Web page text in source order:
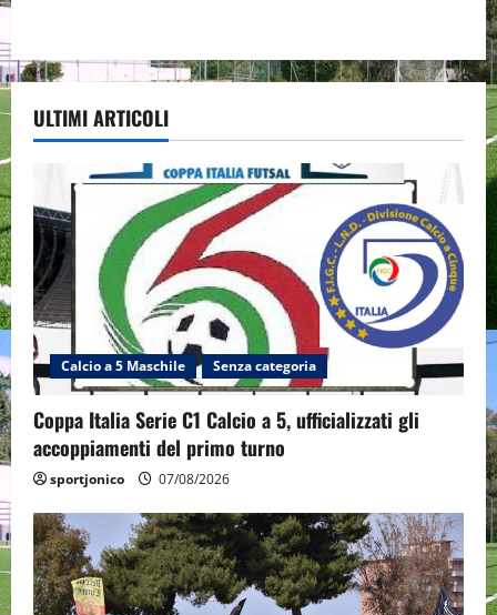
ULTIMI ARTICOLI
Calcio a 5 Maschile Senza categoria
Coppa Italia Serie C1 Calcio a 5, ufficializzati gli
accoppiamenti del primo turno
sportjonico 07/08/2026